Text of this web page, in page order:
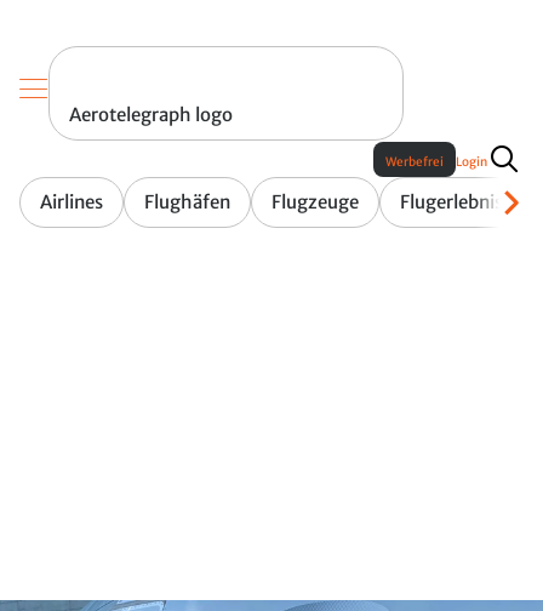
Aerotelegraph logo
Airlines Flughäfen Flugzeuge Flugerlebnis
Werbefrei Login